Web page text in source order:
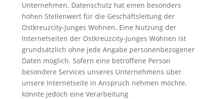
Unternehmen. Datenschutz hat einen besonders
hohen Stellenwert für die Geschäftsleitung der
Ostkreuzcity-Junges Wohnen. Eine Nutzung der
Internetseiten der Ostkreuzcity-Junges Wohnen ist
grundsätzlich ohne jede Angabe personenbezogener
Daten möglich. Sofern eine betroffene Person
besondere Services unseres Unternehmens über
unsere Internetseite in Anspruch nehmen möchte,
könnte jedoch eine Verarbeitung